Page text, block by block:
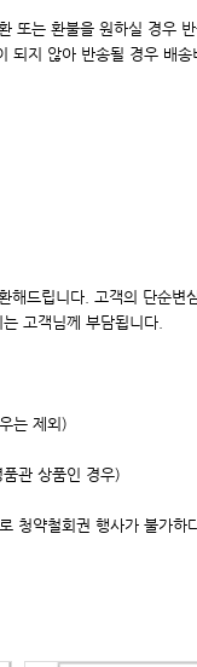
또는 환불을 원하실 경우 반
되지 않아 반송될 경우 배송
해드립니다. 고객의 단순변
고객님께 부담됩니다.
는 제외)
관 상품인 경우)
청약철회권 행사가 불가하